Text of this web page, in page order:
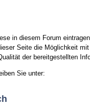
in diesem Forum
Seite die Möglichkeit
der bereitgestellten
Sie unter: